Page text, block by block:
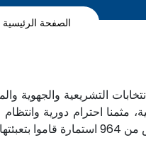
الصفحة الرئيسية
احترام دورية
بها.